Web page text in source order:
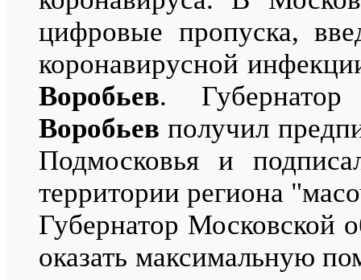
цифровые пропуска,
коронавирусной
Воробьев.
Воробьев получил
Подмосковья и
территории региона
Губернатор Московской
оказать максимальную